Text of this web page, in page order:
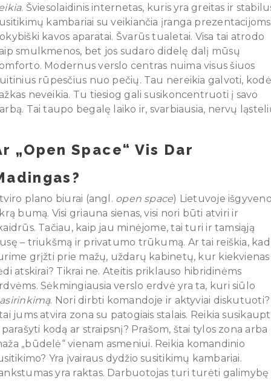
. Šviesolaidinis internetas, kuris yra greitas ir
kambariai su veikiančia įranga
kavos aparatai. Švarūs tualetai. Visa tai atrodo
smulkmenos, bet jos sudaro didelę dalį mūsų
Modernus verslo centras nuima visus šiuos
rūpesčius nuo pečių. Tau nereikia galvoti,
neveikia. Tu tiesiog gali susikoncentruoti į savo
Tai taupo begalę laiko ir, svarbiausia, nervų
„open Space“ Vis Dar
plano biurai (angl. open space) Lietuvoje
bumą. Visi griauna sienas, visi nori būti atviri ir
Tačiau, kaip jau minėjome, tai turi ir tamsiąją
– triukšmą ir privatumo trūkumą. Ar tai reiškia, kad
grįžti prie mažų, uždarų kabinetų, kur kiekvienas
atskirai? Tikrai ne. Ateitis priklauso hibridinėms
Sėkmingiausia verslo erdvė yra ta, kuri siūlo
. Nori dirbti komandoje ir aktyviai diskutuoti?
jums atvira zona su patogiais stalais. Reikia
kodą ar straipsnį? Prašom, štai tylos zona arba
„būdelė“ vienam asmeniui. Reikia komandinio
Yra įvairaus dydžio susitikimų kambariai.
yra raktas. Darbuotojas turi turėti galimybę